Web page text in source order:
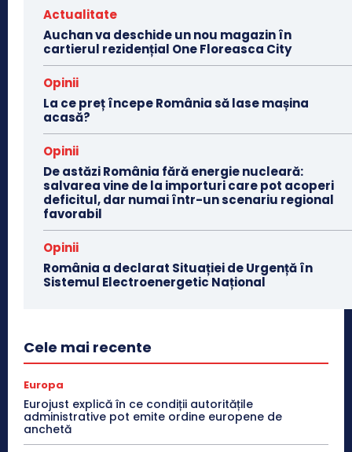
Actualitate
Auchan va deschide un nou magazin în
cartierul rezidențial One Floreasca City
Opinii
La ce preț începe România să lase mașina
acasă?
Opinii
De astăzi România fără energie nucleară:
salvarea vine de la importuri care pot acoperi
deficitul, dar numai într-un scenariu regional
favorabil
Opinii
România a declarat Situației de Urgență în
Sistemul Electroenergetic Național
Cele mai recente
Europa
Eurojust explică în ce condiții autoritățile
administrative pot emite ordine europene de
anchetă